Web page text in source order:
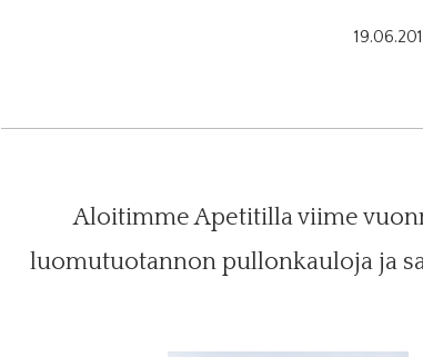
Aloitimme Apetitilla viime
luomutuotannon pullonkauloja ja